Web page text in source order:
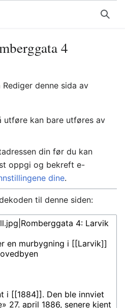
Søk
4
denne sida av
utføre kan bare utføres av
din før du kan
oppgi og bekreft e-
dine.
til denne siden: